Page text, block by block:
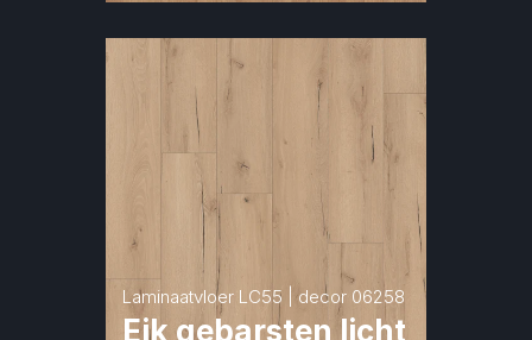
Laminaatvloer LC55 | decor 06258
Eik gebarsten licht